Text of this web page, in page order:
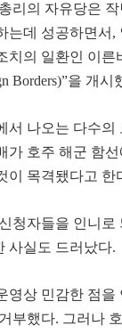
리의 자유당은
는데 성공하면서,
치의 일환인 이른
Borders)”을 개시
서 나오는 다수의
가 호주 해군 함
이 목격됐다고 한
청자들을 인니로
사실도 드러났다.
영상 민감한 점을
부했다. 그러나